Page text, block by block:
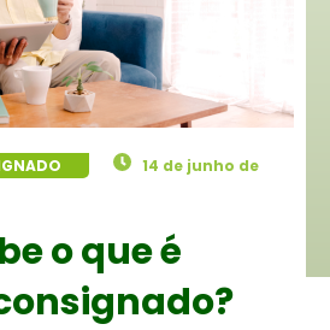
14 de junho de
o que é